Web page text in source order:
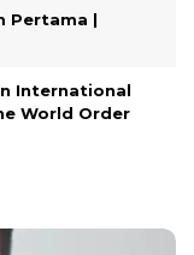
Pertama |
International
World Order